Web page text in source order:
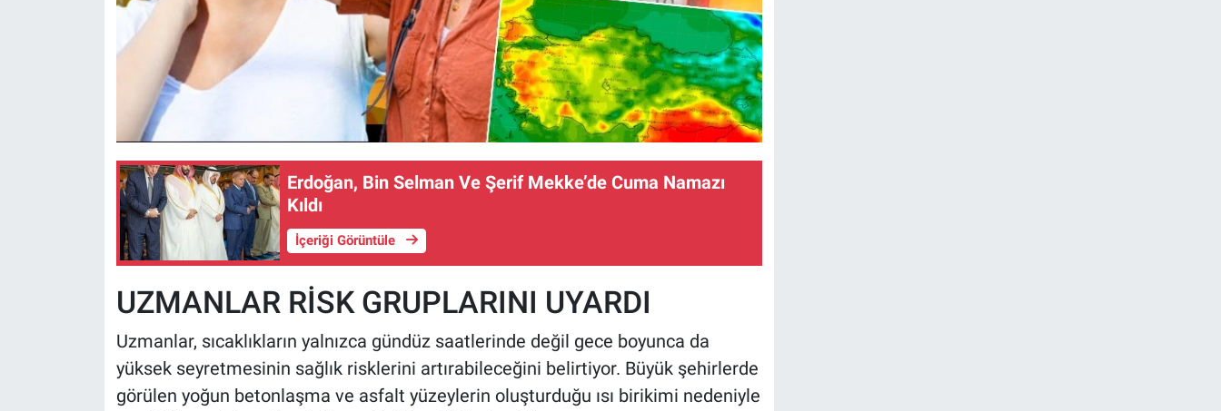
Erdoğan, Bin Selman Ve Şerif Mekke’de Cuma Namazı
Kıldı
İçeriği Görüntüle
UZMANLAR RİSK GRUPLARINI UYARDI
Uzmanlar, sıcaklıkların yalnızca gündüz saatlerinde değil gece boyunca da
yüksek seyretmesinin sağlık risklerini artırabileceğini belirtiyor. Büyük şehirlerde
görülen yoğun betonlaşma ve asfalt yüzeylerin oluşturduğu ısı birikimi nedeniyle